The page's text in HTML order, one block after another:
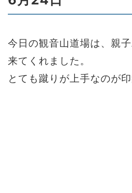
今日の観音山道場は、親
来てくれました。
とても蹴りが上手なのが印